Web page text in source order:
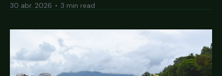
30 abr. 2026 • 3 min read